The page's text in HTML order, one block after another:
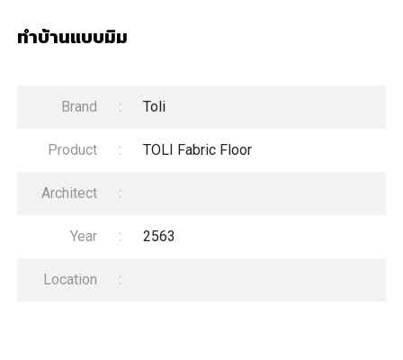
ทำบ้านแบบมิม
Brand : Toli
Product : TOLI Fabric Floor
Architect :
Year : 2563
Location :